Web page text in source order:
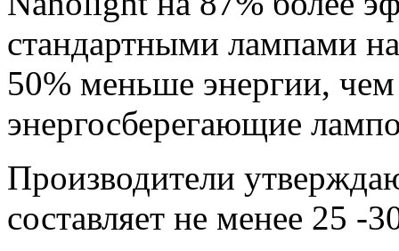
стандартными лампами
50% меньше энергии,
энергосберегающие
Производители
составляет не менее 25 -